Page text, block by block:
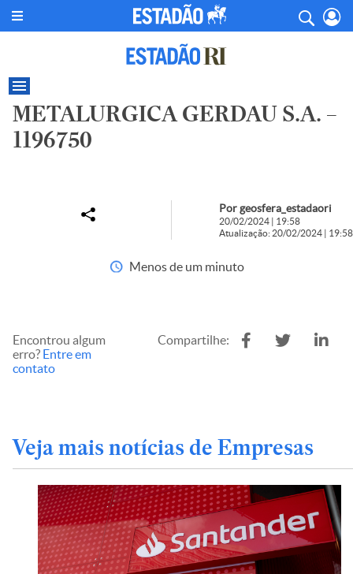
METALURGICA GERDAU S.A. –
1196750
Por geosfera_estadaori
20/02/2024 | 19:58
Atualização: 20/02/2024 | 19:58
Menos de um minuto
Encontrou algum
erro? Entre em
contato
Compartilhe:
Veja mais notícias de Empresas